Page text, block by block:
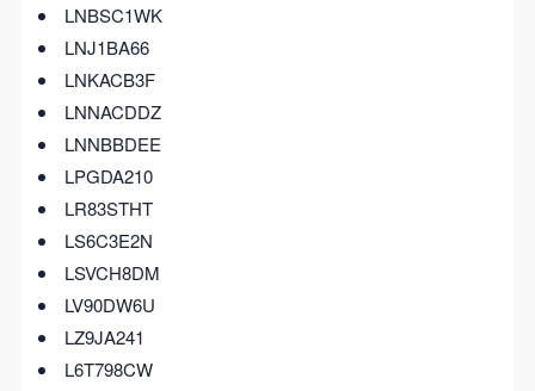
LNBSC1WK
LNJ1BA66
LNKACB3F
LNNACDDZ
LNNBBDEE
LPGDA210
LR83STHT
LS6C3E2N
LSVCH8DM
LV90DW6U
LZ9JA241
L6T798CW